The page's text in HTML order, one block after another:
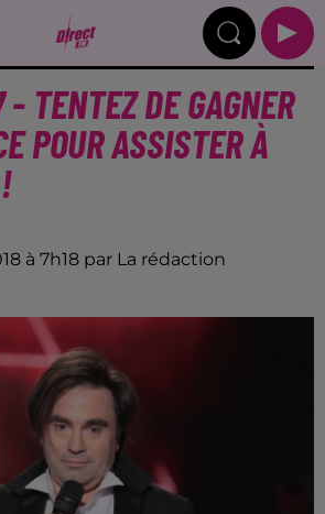
- TENTEZ DE GAGNER
POUR ASSISTER À
à 7h18 par La rédaction